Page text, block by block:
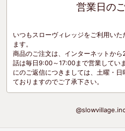
営業日の
いつもスローヴィレッジをご利用い
ます。
商品のご注文は、インターネットか
話は毎日9:00～17:00まで営業してい
にのご返信につきましては、土曜・
ておりますのでご了承下さい。